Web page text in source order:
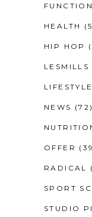
HEALTH
HIP HOP
LESMILLS
LIFESTYLE
NEWS (72)
OFFER
RADICAL
SPORT
STUDIO